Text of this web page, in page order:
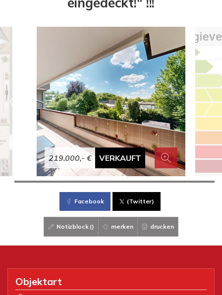
219.000,- € VERKAUFT
Facebook (Twitter)
Notizblock () merken drucken
Objektart